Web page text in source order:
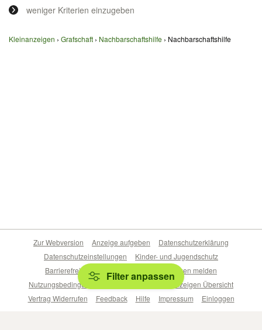
weniger Kriterien einzugeben
Kleinanzeigen Grafschaft Nachbarschaftshilfe Nachbarschaftshilfe
Filter anpassen
Zur Webversion Anzeige aufgeben
Datenschutzerklärung
Datenschutzeinstellungen
Kinder- und Jugendschutz
Barrierefreiheitserklärung
Sicherheitslücken melden
Nutzungsbedingungen
Beliebte Suchen
Anzeigen Übersicht
Vertrag Widerrufen
Feedback Hilfe Impressum Einloggen